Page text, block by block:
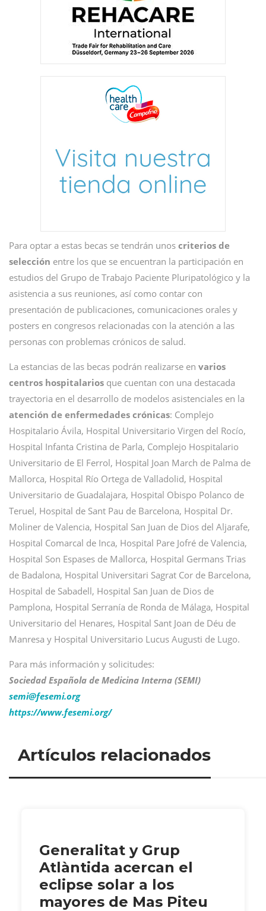
Para optar a estas becas se tendrán unos criterios de
selección entre los que se encuentran la participación en
estudios del Grupo de Trabajo Paciente Pluripatológico y la
asistencia a sus reuniones, así como contar con
presentación de publicaciones, comunicaciones orales y
posters en congresos relacionadas con la atención a las
personas con problemas crónicos de salud.
La estancias de las becas podrán realizarse en varios
centros hospitalarios que cuentan con una destacada
trayectoria en el desarrollo de modelos asistenciales en la
atención de enfermedades crónicas: Complejo
Hospitalario Ávila, Hospital Universitario Virgen del Rocío,
Hospital Infanta Cristina de Parla, Complejo Hospitalario
Universitario de El Ferrol, Hospital Joan March de Palma de
Mallorca, Hospital Río Ortega de Valladolid, Hospital
Universitario de Guadalajara, Hospital Obispo Polanco de
Teruel, Hospital de Sant Pau de Barcelona, Hospital Dr.
Moliner de Valencia, Hospital San Juan de Dios del Aljarafe,
Hospital Comarcal de Inca, Hospital Pare Jofré de Valencia,
Hospital Son Espases de Mallorca, Hospital Germans Trias
de Badalona, Hospital Universitari Sagrat Cor de Barcelona,
Hospital de Sabadell, Hospital San Juan de Dios de
Pamplona, Hospital Serranía de Ronda de Málaga, Hospital
Universitario del Henares, Hospital Sant Joan de Déu de
Manresa y Hospital Universitario Lucus Augusti de Lugo.
Para más información y solicitudes:
Sociedad Española de Medicina Interna (SEMI)
semi@fesemi.org
https://www.fesemi.org/
Artículos relacionados
Generalitat y Grup
Atlàntida acercan el
eclipse solar a los
mayores de Mas Piteu